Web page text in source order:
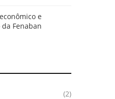
e
Fenaban
(2)